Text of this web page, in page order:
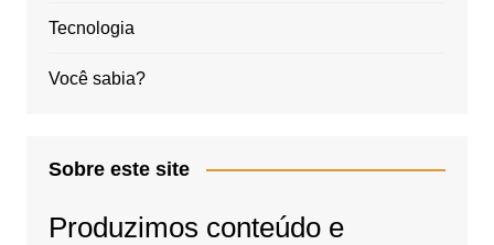
Tecnologia
Você sabia?
Sobre este site
Produzimos conteúdo e